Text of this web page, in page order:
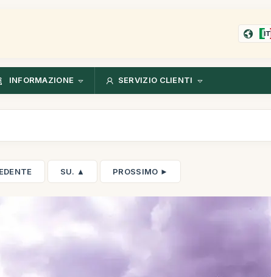
IT
INFORMAZIONE SERVIZIO CLIENTI
SU. ▲ PROSSIMO ►